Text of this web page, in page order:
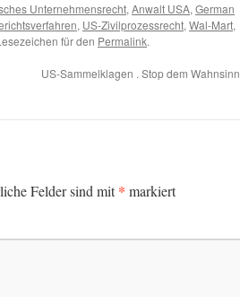
Unternehmensrecht, Anwalt USA, German
, US-Zivilprozessrecht, Wal-Mart,
für den Permalink.
US-Sammelklagen . Stop dem Wahnsinn
Felder sind mit* markiert